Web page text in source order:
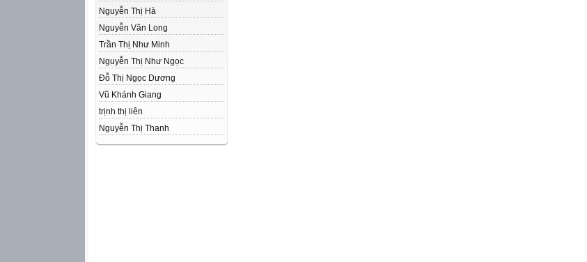
Nguyễn Thị Hà
Nguyễn Văn Long
Trần Thị Như Minh
Nguyễn Thị Như Ngọc
Đỗ Thị Ngọc Dương
Vũ Khánh Giang
trịnh thị liên
Nguyễn Thị Thanh